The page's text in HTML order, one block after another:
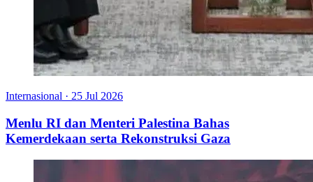
Internasional · 25 Jul 2026
Menlu RI dan Menteri Palestina Bahas
Kemerdekaan serta Rekonstruksi Gaza